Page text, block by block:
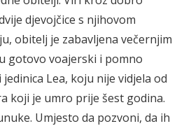
djevojčice s njihovom
obitelj je zabavljena večernjim
gotovo voajerski i pomno
Lea, koju nije vidjela od
koji je umro prije šest godina.
Umjesto da pozvoni, da ih